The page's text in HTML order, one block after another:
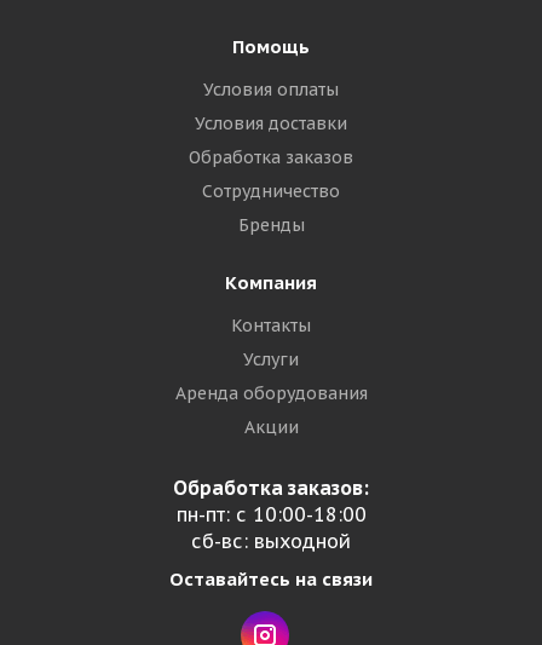
Помощь
Условия оплаты
Условия доставки
Обработка заказов
Сотрудничество
Бренды
Компания
Контакты
Услуги
Аренда оборудования
Акции
Обработка заказов:
пн-пт: с 10:00-18:00
сб-вс: выходной
Оставайтесь на связи